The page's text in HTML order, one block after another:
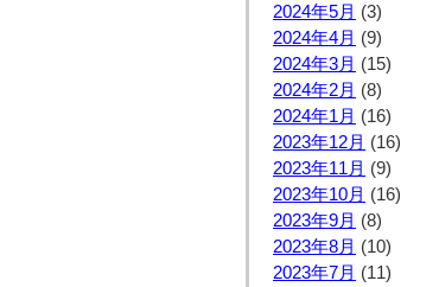
2024年5月 (3)
2024年4月 (9)
2024年3月 (15)
2024年2月 (8)
2024年1月 (16)
2023年12月 (16)
2023年11月 (9)
2023年10月 (16)
2023年9月 (8)
2023年8月 (10)
2023年7月 (11)